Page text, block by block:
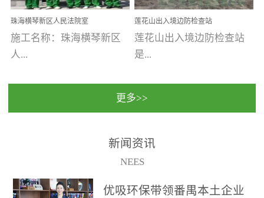
她将越来越枝繁叶茂，终
将会成为一棵参天大树！
优吸环保截止2020年拥有
全国600家网点分支机构。
致酒店是为中高端人士...
州)校区 工程案...
珠海横琴新区人民法院室
内除甲醛空气治理项目
施工名称：珠海横琴新区
人...
民法院室内除甲醛空气治
保施工日期：2020年1月珠
莲花山出入境边防检查站
室内除甲醛空气治理项目
莲花山出入境边防检查站
是...
国家通过设在对外开放口
（及各出入境边防检查
更多>>
新闻资讯
NEES
优吸环保带领番禺本​土企业